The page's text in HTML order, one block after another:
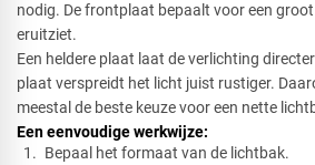
nodig. De frontplaat bepaalt voor een
eruitziet.
Een heldere plaat laat de verlichting
plaat verspreidt het licht juist rustiger.
meestal de beste keuze voor een nette
Een eenvoudige werkwijze:​
Bepaal het formaat van de lichtbak.